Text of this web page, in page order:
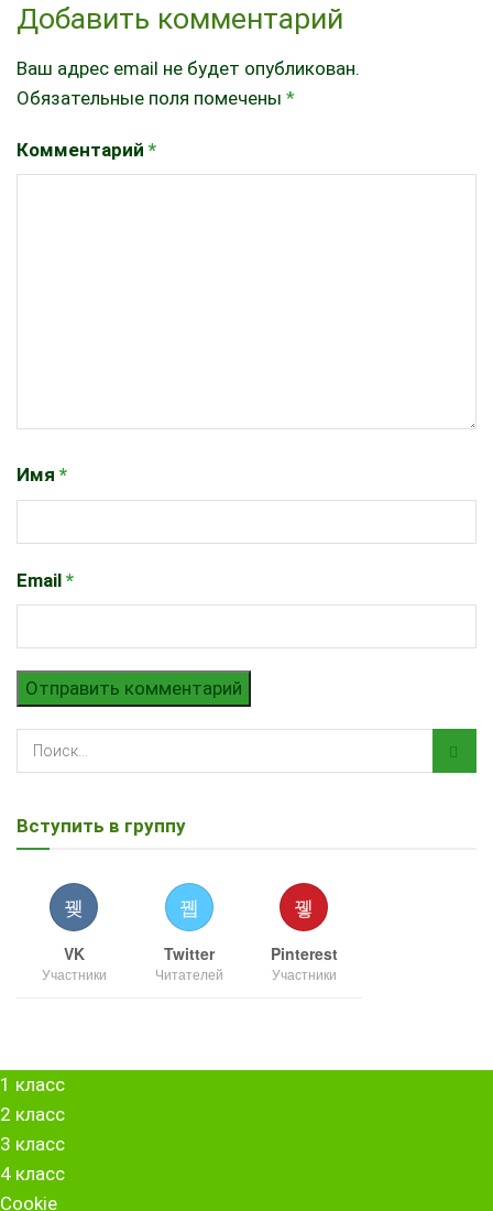
Добавить комментарий
Ваш адрес email не будет опубликован.
Обязательные поля помечены *
Комментарий *
Имя *
Email *
Вступить в группу
VK
Участники
Twitter
Читателей
Pinterest
Участники
1 класс
2 класс
3 класс
4 класс
Cookie